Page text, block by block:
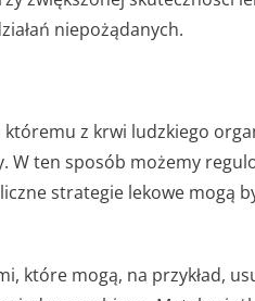
niepożądanych.
z krwi ludzkiego
W ten sposób możemy
strategie lekowe mogą
które mogą, na przykład,